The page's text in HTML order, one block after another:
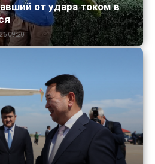
от удара током в
09:20